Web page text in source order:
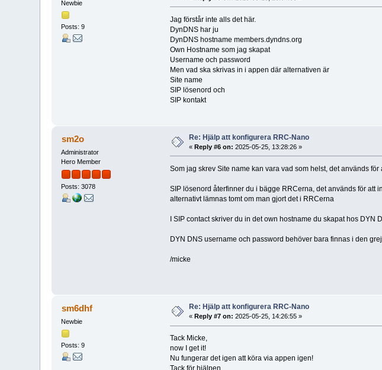
Newbie
Posts: 9
Jag förstår inte alls det här.
DynDNS har ju
DynDNS hostname members.dyndns.org
Own Hostname som jag skapat
Username och password
Men vad ska skrivas in i appen där alternativen är
Site name
SIP lösenord och
SIP kontakt
sm2o
Administrator
Hero Member
Posts: 3078
Re: Hjälp att konfigurera RRC-Nano
«Reply #6 on: 2025-05-25, 13:28:26 »
Som jag skrev Site name kan vara vad som helst, det används
SIP lösenord återfinner du i bägge RRCerna, det används för att
alternativt lämnas tomt om man gjort det i RRCerna
I SIP contact skriver du in det own hostname du skapat hos DYN
DYN DNS username och password behöver bara finnas i den
/micke
sm6dhf
Newbie
Posts: 9
Re: Hjälp att konfigurera RRC-Nano
«Reply #7 on: 2025-05-25, 14:26:55 »
Tack Micke,
now I get it!
Nu fungerar det igen att köra via appen igen!
Tack för hjälpen